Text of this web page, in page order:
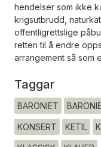
hendelser som ikke
krigsutbrudd,
offentligrettslige
retten til å endre
arrangement så som
Taggar
BARONIET
KONSERT KETIL